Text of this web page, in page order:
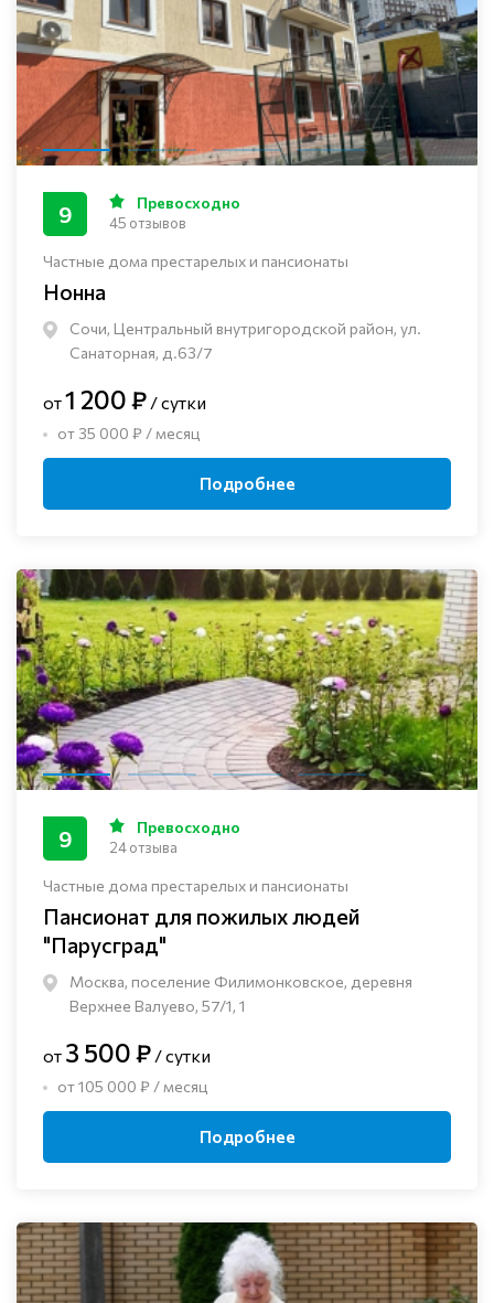
Частные дома престарелых и пансионаты
Нонна
Сочи, Центральный внутригородской район, ул.
Санаторная, д.63/7
9 Превосходно
45 отзывов
от1 200 ₽ / сутки
от 35 000 ₽ / месяц
Подробнее
Частные дома престарелых и пансионаты
Пансионат для пожилых людей
"Парусград"
Москва, поселение Филимонковское, деревня
Верхнее Валуево, 57/1, 1
9 Превосходно
24 отзыва
от 3 500 ₽ / сутки
от 105 000 ₽ / месяц
Подробнее